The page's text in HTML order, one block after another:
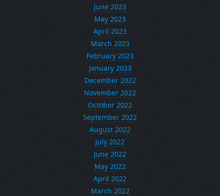
June 2023
May 2023
April 2023
March 2023
February 2023
January 2023
December 2022
November 2022
October 2022
September 2022
August 2022
July 2022
June 2022
May 2022
April 2022
March 2022